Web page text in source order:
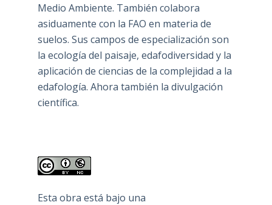
Medio Ambiente. También colabora
asiduamente con la FAO en materia de
suelos. Sus campos de especialización son
la ecología del paisaje, edafodiversidad y la
aplicación de ciencias de la complejidad a la
edafología. Ahora también la divulgación
científica.
Esta obra está bajo una